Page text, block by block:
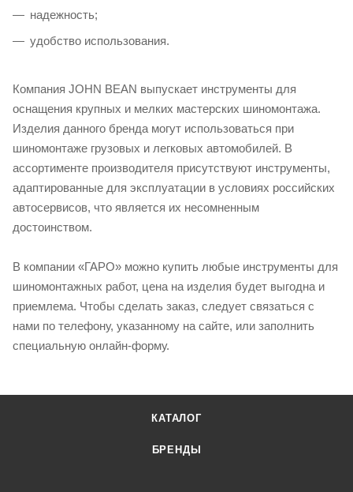
надежность;
удобство использования.
Компания JOHN BEAN выпускает инструменты для
оснащения крупных и мелких мастерских шиномонтажа.
Изделия данного бренда могут использоваться при
шиномонтаже грузовых и легковых автомобилей. В
ассортименте производителя присутствуют инструменты,
адаптированные для эксплуатации в условиях российских
автосервисов, что является их несомненным
достоинством.
В компании «ГАРО» можно купить любые инструменты для
шиномонтажных работ, цена на изделия будет выгодна и
приемлема. Чтобы сделать заказ, следует связаться с
нами по телефону, указанному на сайте, или заполнить
специальную онлайн-форму.
КАТАЛОГ
БРЕНДЫ